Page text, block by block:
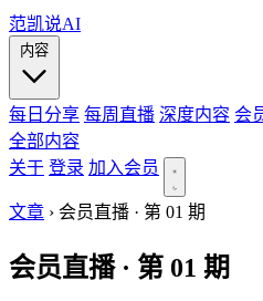
范凯说AI
每日分享 每周直播 深度内容 会
全部内容
关于 登录 加入会员
文章 › 会员直播 · 第 01 期
会员直播 · 第 01 期